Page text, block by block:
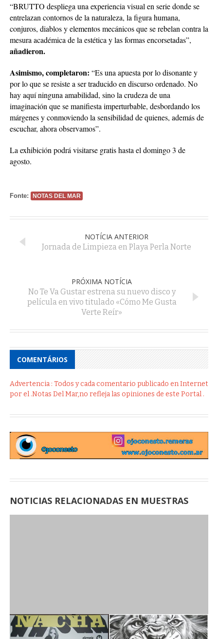
“BRUTTO despliega una experiencia visual en serie donde se
entrelazan contornos de la naturaleza, la figura humana,
conjuros, diablos y elementos mecánicos que se rebelan contra la
mesura académica de la estética y las formas encorsetadas”,
añadieron.
Asimismo, completaron: “Es una apuesta por lo disonante y
por lo que se resiste a ser traducido en discurso ordenado. No
hay aquí ninguna amabilidad, sino la crudeza de una
imaginación que se manifiesta imperturbable, desbordando los
márgenes y conmoviendo la sensibilidad de quienes, además de
escuchar, ahora observamos”.
La exhibición podrá visitarse gratis hasta el domingo 3 de
agosto.
Fonte: NOTAS DEL MAR
NOTÍCIA ANTERIOR
Jornada de Limpieza en Playa Perla Norte
PRÓXIMA NOTÍCIA
No Te Va Gustar estrena su nuevo disco y
película en vivo titulado «Cómo Me Gusta
Verte Reír»
COMENTÁRIOS
Advertencia : Todos y cada comentario publicado en Internet
por el .Notas Del Mar,no refleja las opiniones de este Portal .
NOTICIAS RELACIONADAS EN MUESTRAS